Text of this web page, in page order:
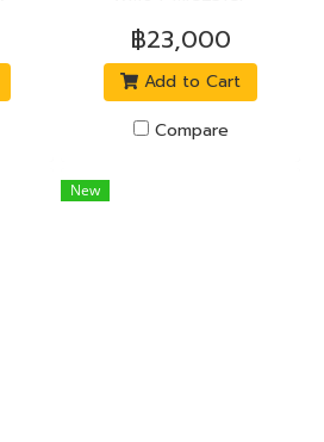
฿23,000
Add to Cart
Compare
New